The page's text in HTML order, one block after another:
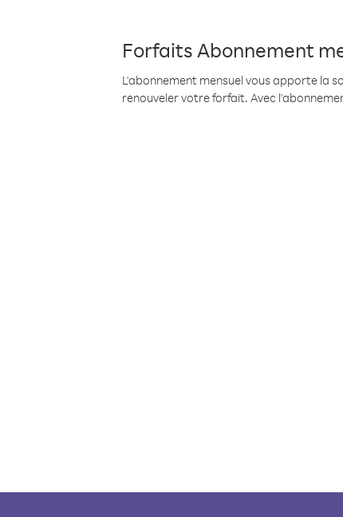
Forfaits Abonnement
L'abonnement mensuel vous apporte la
renouveler votre forfait. Avec